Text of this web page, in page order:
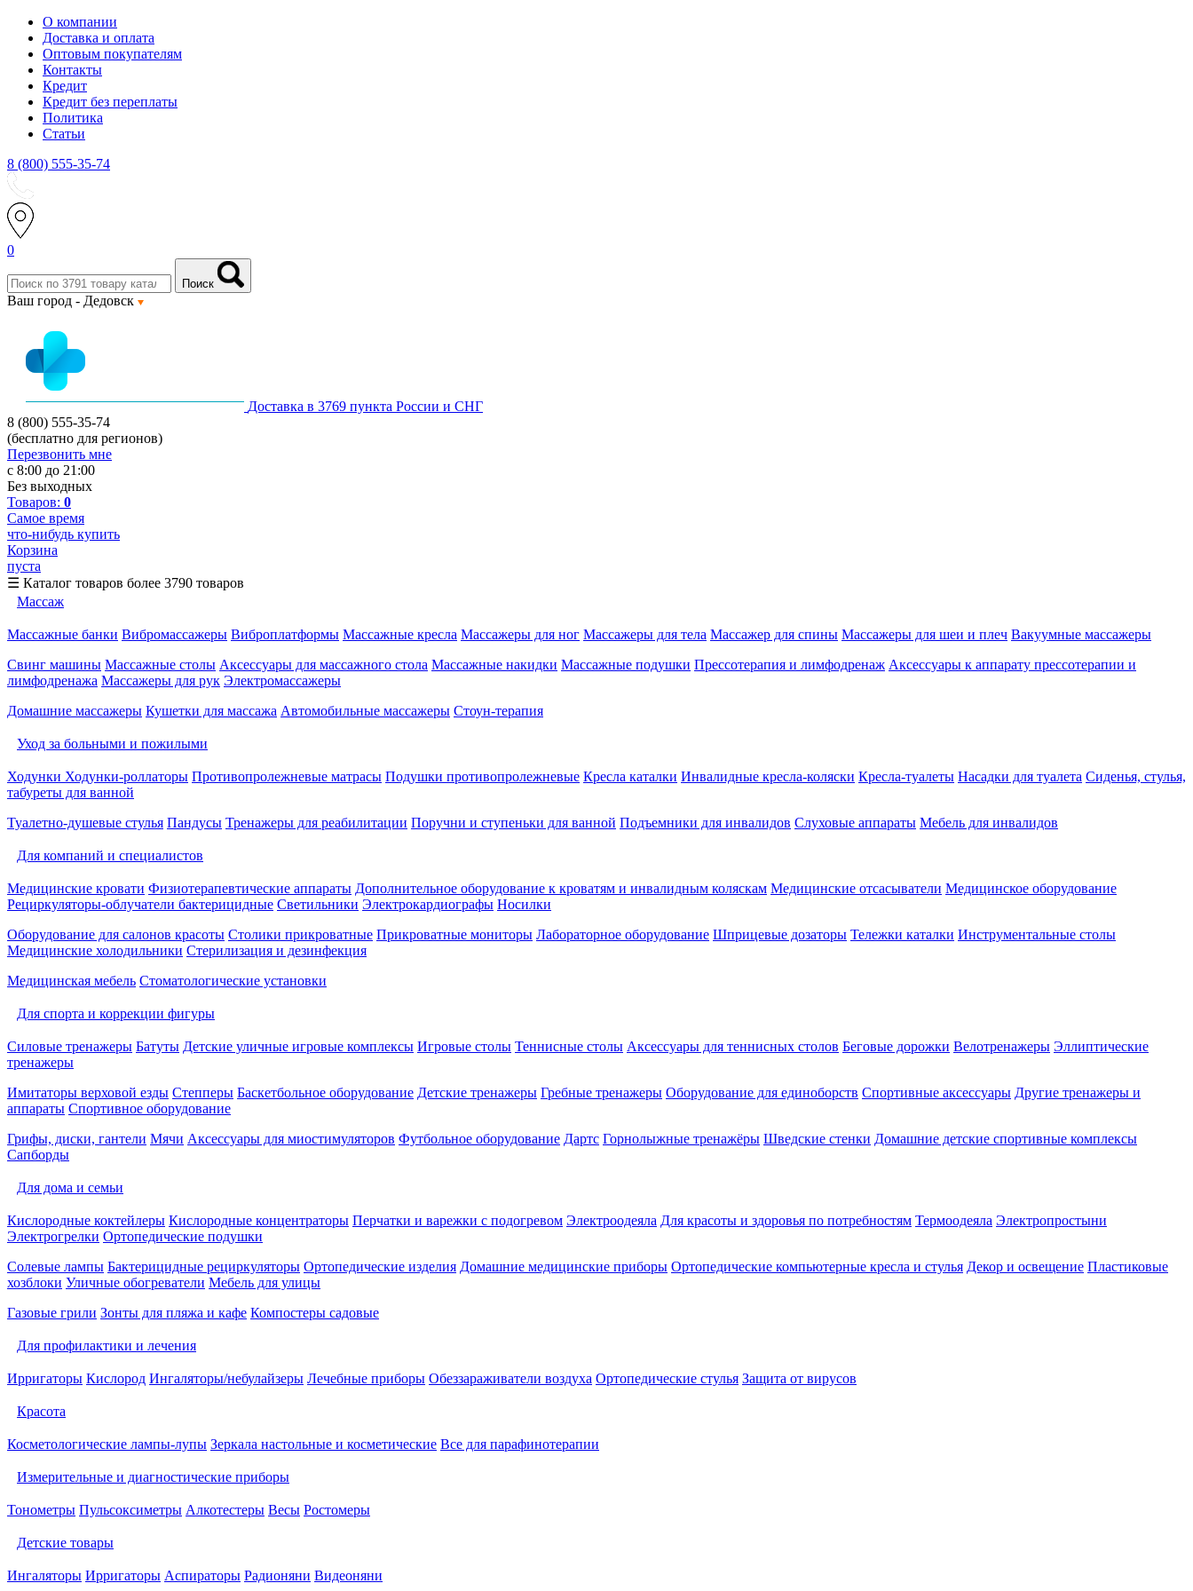
О компании
Доставка и оплата
Оптовым покупателям
Контакты
Кредит
Кредит без переплаты
Политика
Статьи
8 (800) 555-35-74
0
Поиск
Ваш город - Дедовск
Доставка в 3769 пункта России и СНГ
8 (800) 555-35-74
(бесплатно для регионов)
Перезвонить мне
с 8:00 до 21:00
Без выходных
Товаров: 0
Самое время
что-нибудь купить
Корзина
пуста
☰ Каталог товаров более 3790 товаров
Массаж
Массажные банки Вибромассажеры Виброплатформы Массажные кресла Массажеры для ног Массажеры для тела Массажер для спины Массажеры для шеи и плеч Вакуумные массажеры
Свинг машины Массажные столы Аксессуары для массажного стола Массажные накидки Массажные подушки Прессотерапия и лимфодренаж Аксессуары к аппарату прессотерапии и
лимфодренажа Массажеры для рук Электромассажеры
Домашние массажеры Кушетки для массажа Автомобильные массажеры Стоун-терапия
Уход за больными и пожилыми
Ходунки Ходунки-роллаторы Противопролежневые матрасы Подушки противопролежневые Кресла каталки Инвалидные кресла-коляски Кресла-туалеты Насадки для туалета Сиденья, стулья,
табуреты для ванной
Туалетно-душевые стулья Пандусы Тренажеры для реабилитации Поручни и ступеньки для ванной Подъемники для инвалидов Слуховые аппараты Мебель для инвалидов
Для компаний и специалистов
Медицинские кровати Физиотерапевтические аппараты Дополнительное оборудование к кроватям и инвалидным коляскам Медицинские отсасыватели Медицинское оборудование
Рециркуляторы-облучатели бактерицидные Светильники Электрокардиографы Носилки
Оборудование для салонов красоты Столики прикроватные Прикроватные мониторы Лабораторное оборудование Шприцевые дозаторы Тележки каталки Инструментальные столы
Медицинские холодильники Стерилизация и дезинфекция
Медицинская мебель Стоматологические установки
Для спорта и коррекции фигуры
Силовые тренажеры Батуты Детские уличные игровые комплексы Игровые столы Теннисные столы Аксессуары для теннисных столов Беговые дорожки Велотренажеры Эллиптические
тренажеры
Имитаторы верховой езды Степперы Баскетбольное оборудование Детские тренажеры Гребные тренажеры Оборудование для единоборств Спортивные аксессуары Другие тренажеры и
аппараты Спортивное оборудование
Грифы, диски, гантели Мячи Аксессуары для миостимуляторов Футбольное оборудование Дартс Горнолыжные тренажёры Шведские стенки Домашние детские спортивные комплексы
Сапборды
Для дома и семьи
Кислородные коктейлеры Кислородные концентраторы Перчатки и варежки с подогревом Электроодеяла Для красоты и здоровья по потребностям Термоодеяла Электропростыни
Электрогрелки Ортопедические подушки
Солевые лампы Бактерицидные рециркуляторы Ортопедические изделия Домашние медицинские приборы Ортопедические компьютерные кресла и стулья Декор и освещение Пластиковые
хозблоки Уличные обогреватели Мебель для улицы
Газовые грили Зонты для пляжа и кафе Компостеры садовые
Для профилактики и лечения
Ирригаторы Кислород Ингаляторы/небулайзеры Лечебные приборы Обеззараживатели воздуха Ортопедические стулья Защита от вирусов
Красота
Косметологические лампы-лупы Зеркала настольные и косметические Все для парафинотерапии
Измерительные и диагностические приборы
Тонометры Пульсоксиметры Алкотестеры Весы Ростомеры
Детские товары
Ингаляторы Ирригаторы Аспираторы Радионяни Видеоняни